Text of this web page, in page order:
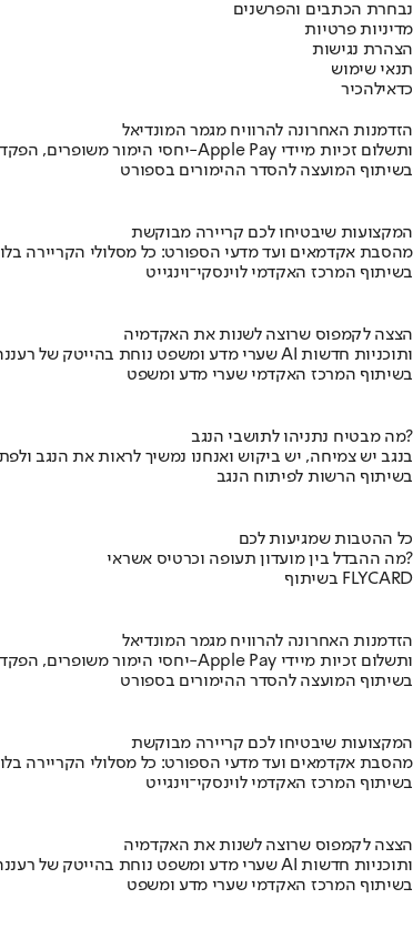
נבחרת הכתבים והפרשנים
מדיניות פרטיות
הצהרת נגישות
תנאי שימוש
כדאילהכיר
הזדמנות האחרונה להרוויח מגמר המונדיאל
יחסי הימור משופרים, הפקדות ב-Apple Pay ותשלום זכיות מיידי
בשיתוף המועצה להסדר ההימורים בספורט
המקצועות שיבטיחו לכם קריירה מבוקשת
מהסבת אקדמאים ועד מדעי הספורט: כל מסלולי הקריירה
בשיתוף המרכז האקדמי לוינסקי־וינגייט
הצצה לקמפוס שרוצה לשנות את האקדמיה
שערי מדע ומשפט נוחת בהייטק של רעננה עם מעבדות AI ותוכניות חדשות
בשיתוף המרכז האקדמי שערי מדע ומשפט
מה מבטיח נתניהו לתושבי הנגב?
בנגב יש צמיחה, יש ביקוש ואנחנו נמשיך לראות את הנגב
בשיתוף הרשות לפיתוח הנגב
כל ההטבות שמגיעות לכם
מה ההבדל בין מועדון תעופה וכרטיס אשראי?
בשיתוף FLYCARD
הזדמנות האחרונה להרוויח מגמר המונדיאל
יחסי הימור משופרים, הפקדות ב-Apple Pay ותשלום זכיות מיידי
בשיתוף המועצה להסדר ההימורים בספורט
המקצועות שיבטיחו לכם קריירה מבוקשת
מהסבת אקדמאים ועד מדעי הספורט: כל מסלולי הקריירה
בשיתוף המרכז האקדמי לוינסקי־וינגייט
הצצה לקמפוס שרוצה לשנות את האקדמיה
שערי מדע ומשפט נוחת בהייטק של רעננה עם מעבדות AI ותוכניות חדשות
בשיתוף המרכז האקדמי שערי מדע ומשפט